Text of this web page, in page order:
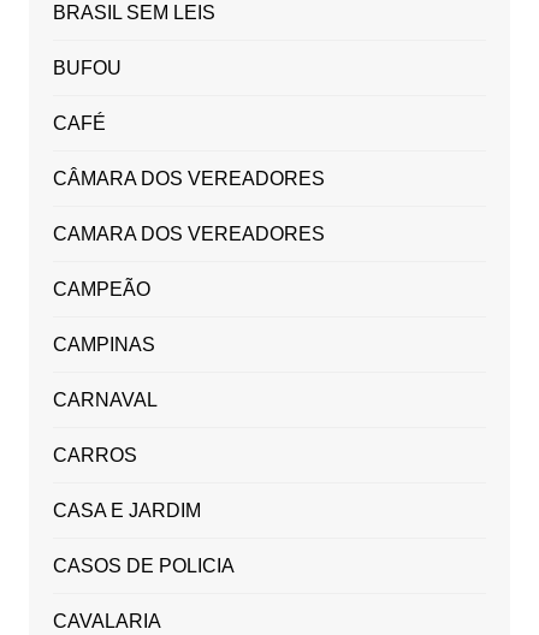
BRASIL SEM LEIS
BUFOU
CAFÉ
CÂMARA DOS VEREADORES
CAMARA DOS VEREADORES
CAMPEÃO
CAMPINAS
CARNAVAL
CARROS
CASA E JARDIM
CASOS DE POLICIA
CAVALARIA